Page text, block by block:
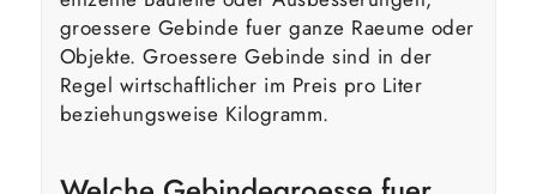
groessere Gebinde fuer ganze Raeume oder
Objekte. Groessere Gebinde sind in der
Regel wirtschaftlicher im Preis pro Liter
beziehungsweise Kilogramm.